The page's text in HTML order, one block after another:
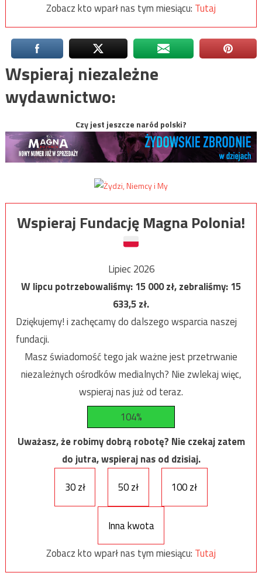
Zobacz kto wparł nas tym miesiącu: Tutaj
Wspieraj niezależne
wydawnictwo:
Czy jest jeszcze naród polski?
Wspieraj Fundację Magna Polonia!
Lipiec 2026
W lipcu potrzebowaliśmy:15 000zł, zebraliśmy:15
633,5zł.
Dziękujemy! i zachęcamy do dalszego wsparcia naszej
fundacji.
Masz świadomość tego jak ważne jest przetrwanie
niezależnych ośrodków medialnych? Nie zwlekaj więc,
wspieraj nas już od teraz.
104%
Uważasz, że robimy dobrą robotę? Nie czekaj zatem
do jutra, wspieraj nas od dzisiaj.
30 zł
50 zł 100 zł
Inna kwota
Zobacz kto wparł nas tym miesiącu: Tutaj